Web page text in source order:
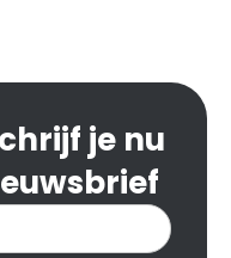
je nu